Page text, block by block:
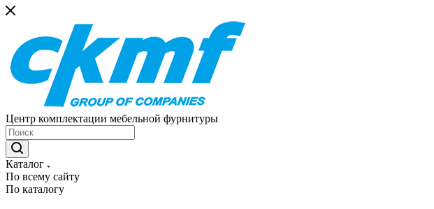
Центр комплектации мебельной фурнитуры
Каталог
По всему сайту
По каталогу